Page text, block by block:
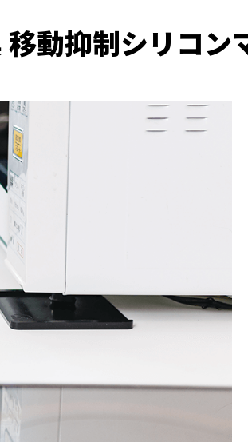
移動抑制シリコ